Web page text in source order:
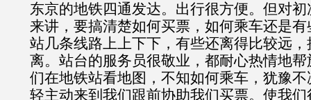
东京的地铁四通发达。出行很方便。但对
来讲，要搞清楚如何买票，如何乘车还是
站几条线路上上下下，有些还离得比较远
离。站台的服务员很敬业，都耐心热情地
们在地铁站看地图，不知如何乘车，犹豫
轻主动来到我们跟前协助我们买票。使我